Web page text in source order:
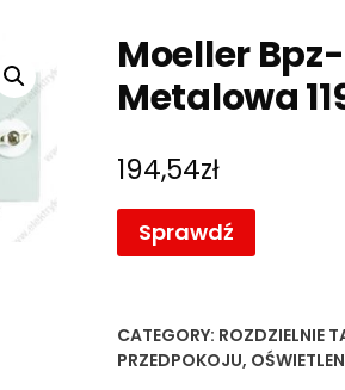
Moeller
Metalowa
194,54zł
Sprawdź
CATEGORY: ROZDZIELNIE
PRZEDPOKOJU,